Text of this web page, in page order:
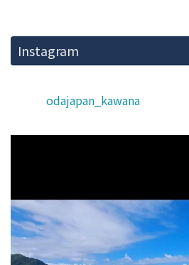
Instagram
odajapan_kawana